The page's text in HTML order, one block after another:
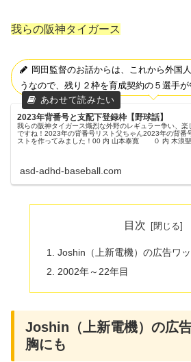
我らの阪神タイガース
岡田監督のお話からは、これから外国
うなので、残り２枠を育成契約の５選手が
2023年背番号と支配下登録枠【野球話】
我らの阪神タイガース熾烈な外野のレギュラー争い、楽
ですね！2023年の背番号リスト父ちゃん2023年の背番
ストを作ってみました！00 内 山本泰寛 ０ 内 木浪聖
asd-adhd-baseball.com
目次
Joshin（上新電機）の広告ワ
2002年～22年目
Joshin（上新電機）の広
胸にも